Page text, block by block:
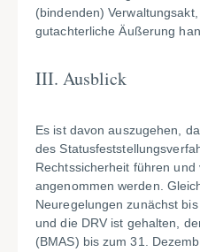
(bindenden)
gutachterliche Äußerung
III. Ausblick
Es ist davon auszugehen,
des
Rechtssicherheit führen und
angenommen werden.
Neuregelungen zunächst
und die DRV ist gehalten,
(BMAS) bis zum 31.